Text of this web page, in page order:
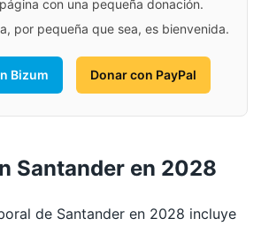
con una pequeña donación.
por pequeña que sea, es bienvenida.
Bizum Donar con PayPal
Santander en 2028
de Santander en 2028 incluye